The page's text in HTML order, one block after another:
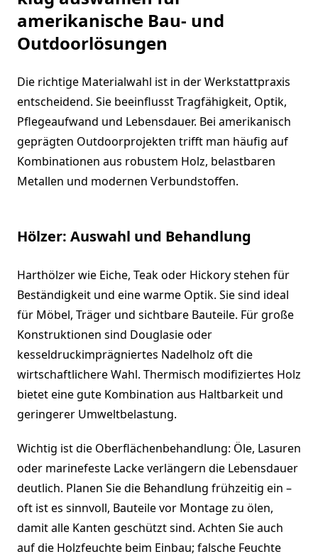
amerikanische Bau- und
Outdoorlösungen
Die richtige Materialwahl ist in der Werkstattpraxis
entscheidend. Sie beeinflusst Tragfähigkeit, Optik,
Pflegeaufwand und Lebensdauer. Bei amerikanisch
geprägten Outdoorprojekten trifft man häufig auf
Kombinationen aus robustem Holz, belastbaren
Metallen und modernen Verbundstoffen.
Hölzer: Auswahl und Behandlung
Harthölzer wie Eiche, Teak oder Hickory stehen für
Beständigkeit und eine warme Optik. Sie sind ideal
für Möbel, Träger und sichtbare Bauteile. Für große
Konstruktionen sind Douglasie oder
kesseldruckimprägniertes Nadelholz oft die
wirtschaftlichere Wahl. Thermisch modifiziertes Holz
bietet eine gute Kombination aus Haltbarkeit und
geringerer Umweltbelastung.
Wichtig ist die Oberflächenbehandlung: Öle, Lasuren
oder marinefeste Lacke verlängern die Lebensdauer
deutlich. Planen Sie die Behandlung frühzeitig ein –
oft ist es sinnvoll, Bauteile vor Montage zu ölen,
damit alle Kanten geschützt sind. Achten Sie auch
auf die Holzfeuchte beim Einbau; falsche Feuchte